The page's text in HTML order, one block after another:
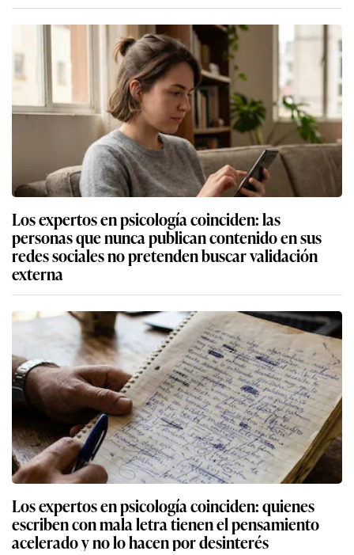
Los expertos en psicología coinciden: las
personas que nunca publican contenido en sus
redes sociales no pretenden buscar validación
externa
Los expertos en psicología coinciden: quienes
escriben con mala letra tienen el pensamiento
acelerado y no lo hacen por desinterés